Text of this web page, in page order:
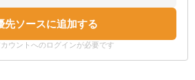
先ソースに追加する
ウントへのログインが必要です